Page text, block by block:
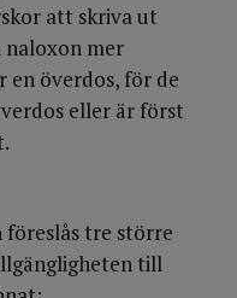
att skriva ut
mer
en överdos, för de
eller är först
tre större
till